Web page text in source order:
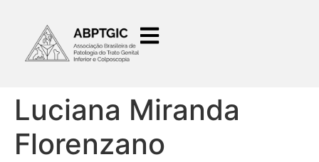
Luciana Miranda
Florenzano